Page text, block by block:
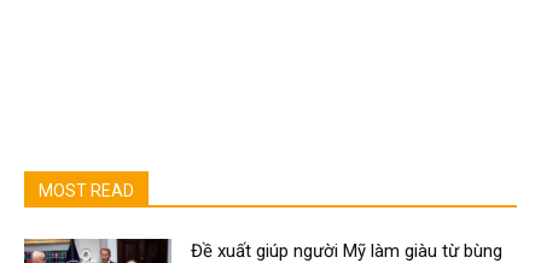
MOST READ
Đề xuất giúp người Mỹ làm giàu từ bùng